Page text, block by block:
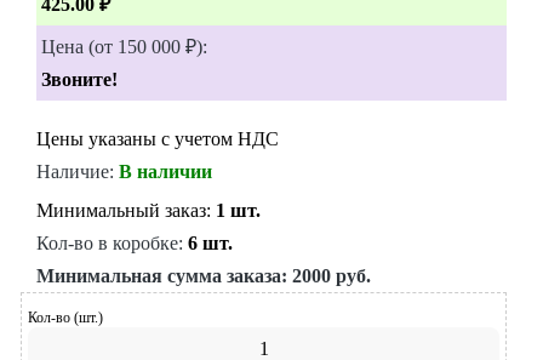
425.00 ₽
Цена (от 150 000 ₽):
Звоните!
Цены указаны с учетом НДС
Наличие: В наличии
Минимальный заказ: 1 шт.
Кол-во в коробке: 6 шт.
Минимальная сумма заказа: 2000 руб.
Кол-во (шт.)